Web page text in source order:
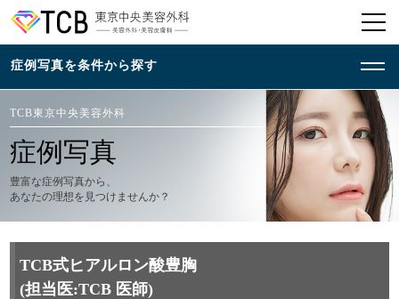
TCB東京中央美容外科
症例写真
豊富な症例写真から、
あなたの理想を見つけませんか？
TCB式ヒアルロン酸豊胸
(担当医:TCB 医師)